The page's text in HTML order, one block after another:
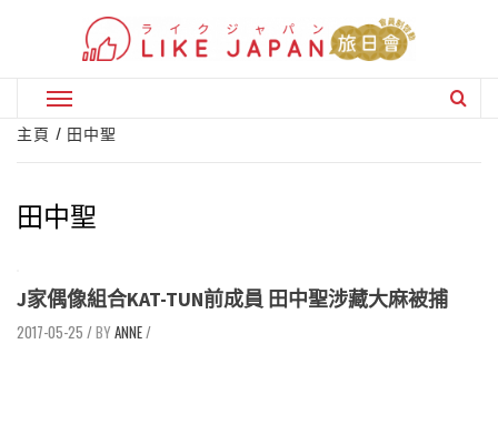
Primary
Menu
主頁 田中聖
田中聖
J家偶像組合KAT-TUN前成員 田中聖涉藏大麻被捕
2017-05-25 / ANNE/